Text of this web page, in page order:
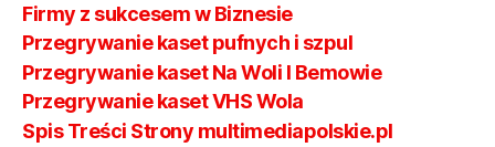
Firmy z sukcesem w Biznesie
Przegrywanie kaset pufnych i szpul
Przegrywanie kaset Na Woli I Bemowie
Przegrywanie kaset VHS Wola
Spis Treści Strony multimediapolskie.pl